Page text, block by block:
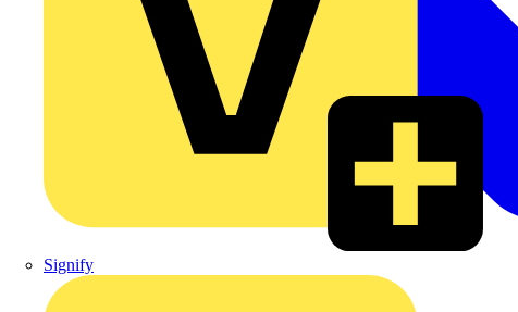
Signify